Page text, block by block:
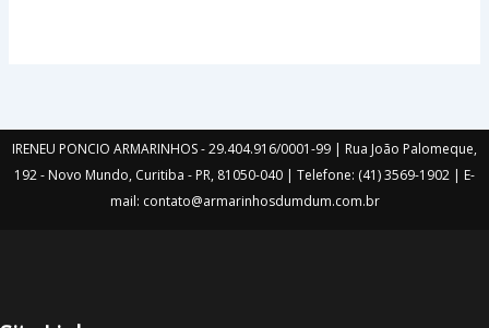
IRENEU PONCIO ARMARINHOS - 29.404.916/0001-99 | Rua João Palomeque,
192 - Novo Mundo, Curitiba - PR, 81050-040 | Telefone: (41) 3569-1902 | E-
mail: contato@armarinhosdumdum.com.br